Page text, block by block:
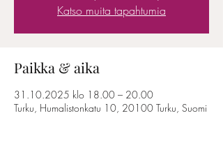
Katso muita tapahtumia
Paikka & aika
31.10.2025 klo 18.00 – 20.00
Turku, Humalistonkatu 10, 20100 Turku, Suomi